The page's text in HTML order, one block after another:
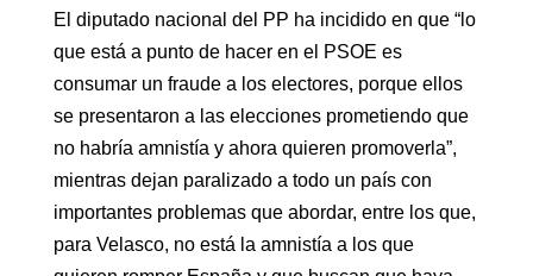
El diputado nacional del PP ha incidido en que “lo
que está a punto de hacer en el PSOE es
consumar un fraude a los electores, porque ellos
se presentaron a las elecciones prometiendo que
no habría amnistía y ahora quieren promoverla”,
mientras dejan paralizado a todo un país con
importantes problemas que abordar, entre los que,
para Velasco, no está la amnistía a los que